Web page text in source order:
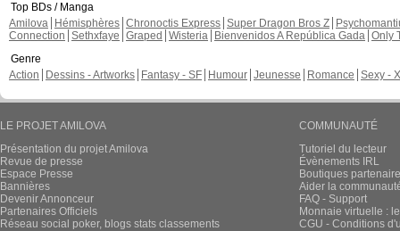
Top BDs / Manga
Amilova
Hémisphères Chronoctis Express Super Dragon Bros Z
Connection Sethxfaye Graped Wisteria Bienvenidos A República Gada Only
Genre
Action
Dessins - Artworks Fantasy - SF Humour Jeunesse Romance Sexy -
LE PROJET AMILOVA
Présentation du projet Amilova
Revue de presse
Espace Presse
Bannières
Devenir Annonceur
Partenaires Officiels
Réseau social poker, blogs stats classements
COMMUNAUTÉ
Tutoriel du lecteur
Évènements IRL
Boutiques
Aider la
FAQ - Support
Monnaie virtuelle :
CGU - Conditions